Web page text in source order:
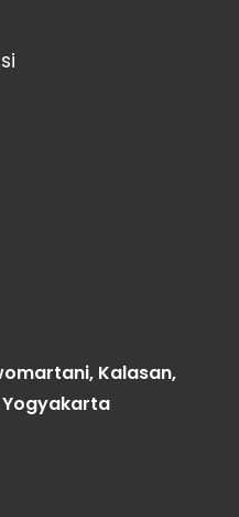
Kalasan,
Yogyakarta